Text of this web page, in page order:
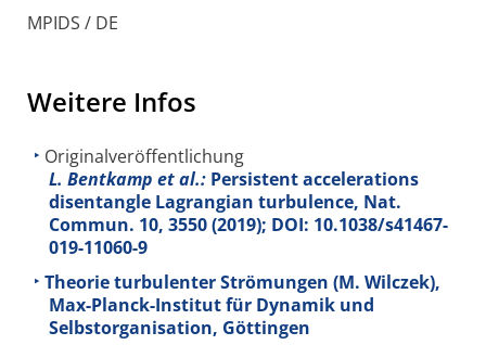
MPIDS / DE
Weitere Infos
Originalveröffentlichung
L. Bentkamp et al.: Persistent accelerations
disentangle Lagrangian turbulence, Nat.
Commun. 10, 3550 (2019); DOI: 10.1038/s41467-
019-11060-9
Theorie turbulenter Strömungen (M. Wilczek),
Max-Planck-Institut für Dynamik und
Selbstorganisation, Göttingen